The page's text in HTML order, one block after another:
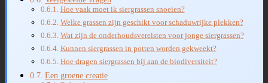
Hoe vaak moet ik siergrassen snoeien?
Welke grassen zijn geschikt voor schaduwrijke plekken?
Wat zijn de onderhoudsvereisten voor jonge siergrassen?
Kunnen siergrassen in potten worden gekweekt?
Hoe dragen siergrassen bij aan de biodiversiteit?
Een groene creatie